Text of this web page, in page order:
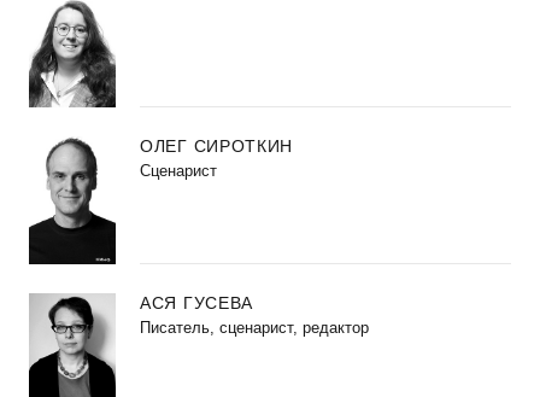
ОЛЕГ СИРОТКИН
Сценарист
АСЯ ГУСЕВА
Писатель, сценарист, редактор